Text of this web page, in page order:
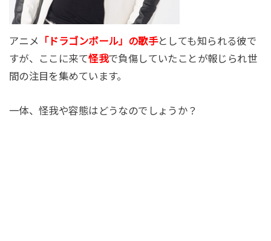
アニメ 「ドラゴンボール」の歌手としても知られる彼で
すが、ここに来て怪我で負傷していたことが報じられ世
間の注目を集めています。
一体、怪我や容態はどうなのでしょうか？